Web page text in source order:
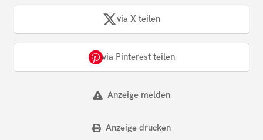
via X teilen
via Pinterest teilen
Anzeige melden
Anzeige drucken